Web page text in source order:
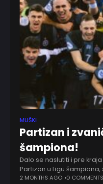
MUŠKI
Partizan i
šampiona!
Dalo se naslutiti i pre
Partizan u Ligu
dogovarali. Nedavno
2 MONTHS AGO 0 COMMENTS